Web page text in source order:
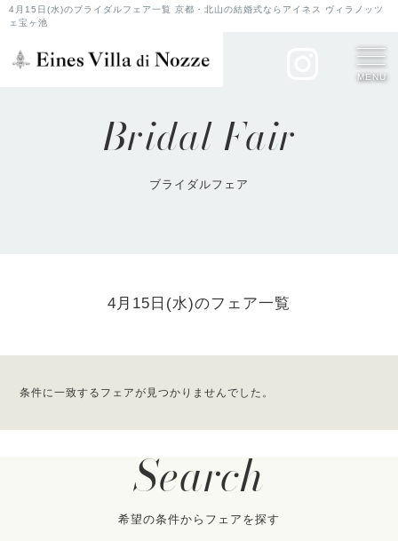
4月15日(水)のブライダルフェア一覧 京都・北山の結婚式ならアイネス ヴィラノッツ
ェ宝ヶ池
MENU
Bridal Fair
ブライダルフェア
4月15日(水)のフェア一覧
条件に一致するフェアが見つかりませんでした。
Search
希望の条件からフェアを探す